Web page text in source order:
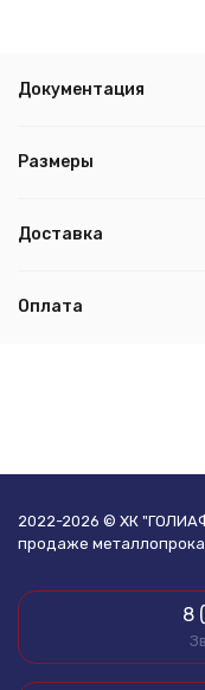
Документация
Размеры
Доставка
Оплата
2022-2026 © ХК
продаже
8